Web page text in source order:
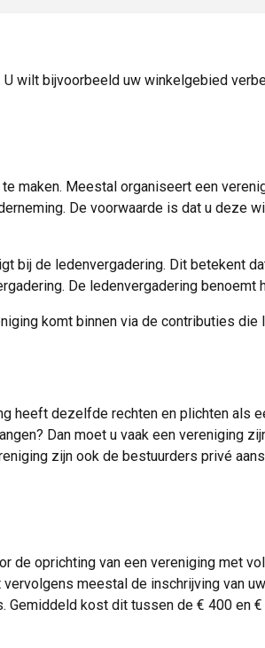
wilt bijvoorbeeld uw winkelgebied
maken. Meestal organiseert een
De voorwaarde is dat u deze
bij de ledenvergadering. Dit betekent
De ledenvergadering benoemt
komt binnen via de contributies
heeft dezelfde rechten en plichten als
Dan moet u vaak een vereniging
zijn ook de bestuurders privé
de oprichting van een vereniging met
meestal de inschrijving van
kost dit tussen de € 400 en